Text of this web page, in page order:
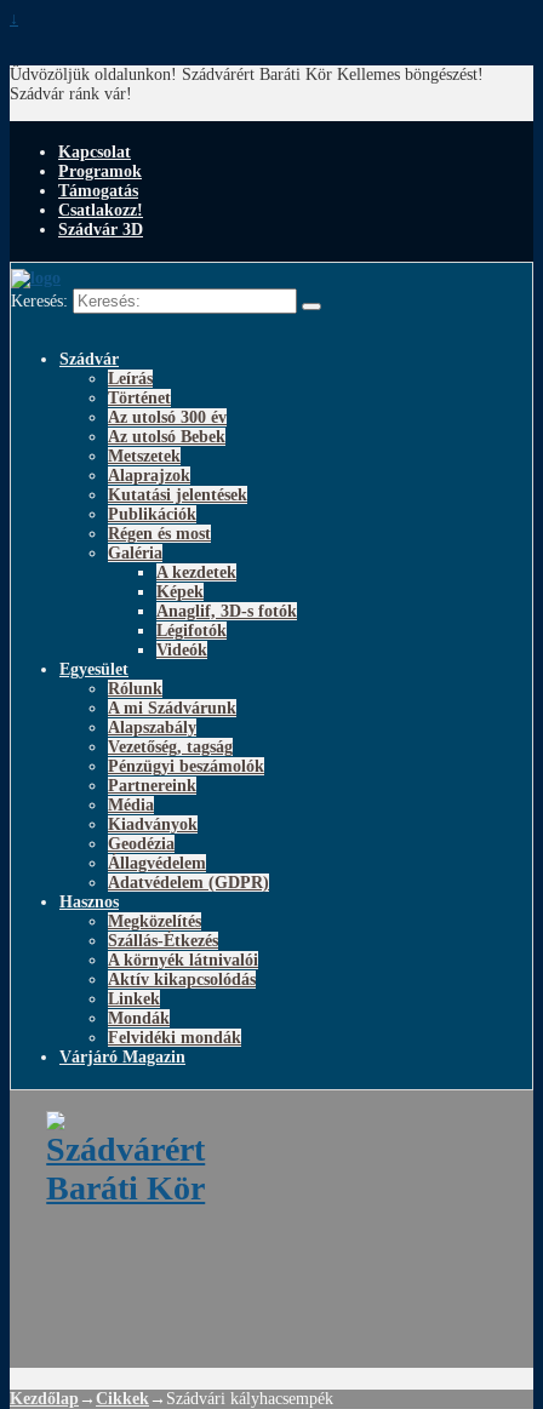
↓
Üdvözöljük oldalunkon! Szádvárért Baráti Kör Kellemes böngészést!
Szádvár ránk vár!
Kapcsolat
Programok
Támogatás
Csatlakozz!
Szádvár 3D
Keresés:
Szádvár
Leírás
Történet
Az utolsó 300 év
Az utolsó Bebek
Metszetek
Alaprajzok
Kutatási jelentések
Publikációk
Régen és most
Galéria
A kezdetek
Képek
Anaglif, 3D-s fotók
Légifotók
Videók
Egyesület
Rólunk
A mi Szádvárunk
Alapszabály
Vezetőség, tagság
Pénzügyi beszámolók
Partnereink
Média
Kiadványok
Geodézia
Állagvédelem
Adatvédelem (GDPR)
Hasznos
Megközelítés
Szállás-Étkezés
A környék látnivalói
Aktív kikapcsolódás
Linkek
Mondák
Felvidéki mondák
Várjáró Magazin
Kezdőlap → Cikkek → Szádvári kályhacsempék